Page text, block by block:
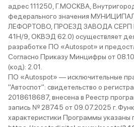
адрес 111250, Г.МОСКВА,
федерального значения
ЛЕФОРТОВО, ПРОЕЗД ЗАВОДА СЕРП
41Н/9, ОКВЭД 62.0) осуществляет
разработке ПО «Autospot» и
Согласно Приказу Минцифры от
(код): 2.01.
ПО «Autospot» — исключительные
"Автоспот": свидетельство о
2018618687, внесена в Реестр
запись № 28745 от 09.07.2025 г.
характеристики Программы указаны